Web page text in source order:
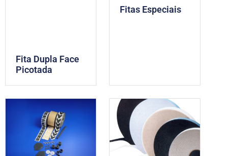
Fita Dupla Face
Picotada
Fitas Especiais